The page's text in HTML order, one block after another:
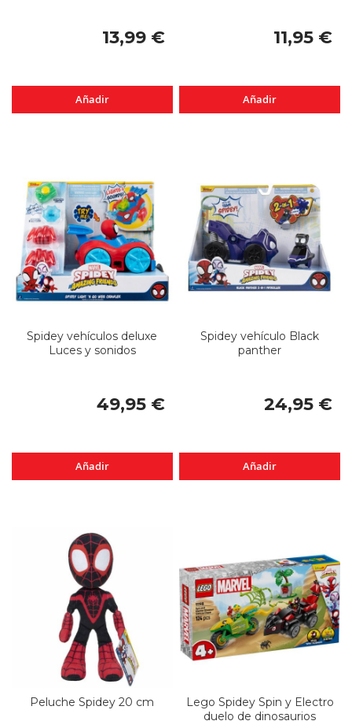
13,99 €
Añadir
11,95 €
Añadir
Spidey vehículos deluxe
Luces y sonidos
49,95 €
Añadir
Spidey vehículo Black
panther
24,95 €
Añadir
Peluche Spidey 20 cm
Lego Spidey Spin y Electro
duelo de dinosaurios